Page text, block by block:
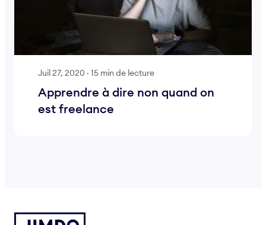
Juil 27, 2020 · 15 min de lecture
Apprendre à dire non quand on
est freelance